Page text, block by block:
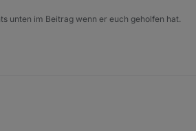
unten im Beitrag wenn er euch geholfen hat.